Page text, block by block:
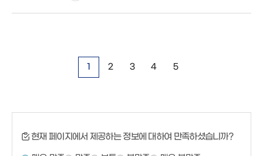
1 2 3 4 5
현재 페이지에서 제공하는 정보에 대하여 만족하셨습니까?